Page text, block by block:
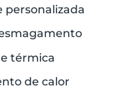
personalizada
térmica
de calor